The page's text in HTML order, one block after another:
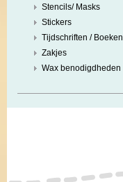
Stencils/ Masks
Stickers
Tijdschriften / Boeken
Zakjes
Wax benodigdheden